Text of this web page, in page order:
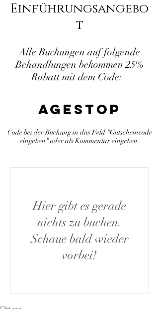
Einführungsangebo
t
Alle Buchungen auf folgende
Behandlungen bekommen 25%
Rabatt mit dem Code:
agestop
Code bei der Buchung in das Feld "Gutscheincode
eingeben" oder als Kommentar eingeben.
Hier gibt es gerade
nichts zu buchen.
Schaue bald wieder
vorbei!